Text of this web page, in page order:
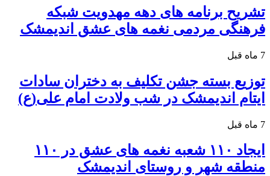
تشریح برنامه های دهه مهدویت شبکه
فرهنگی مردمی نغمه های عشق اندیمشک
7 ماه قبل
توزیع بسته جشن تکلیف به دختران سادات
ایتام اندیمشک در شب ولادت امام علی(ع)
7 ماه قبل
ایجاد ۱۱۰ شعبه نغمه های عشق در ۱۱۰
منطقه شهر و روستای اندیمشک